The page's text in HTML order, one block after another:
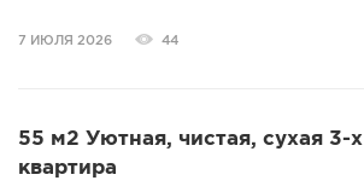
7 ИЮЛЯ 2026 44
55 м2 Уютная, чистaя, сухая 3-
квартира